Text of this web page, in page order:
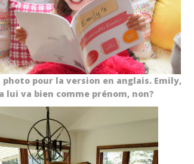
photo pour la version en anglais. Emily,
lui va bien comme prénom, non?